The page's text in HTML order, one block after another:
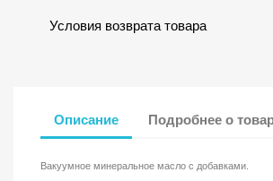
Условия возврата товара
Описание Подробнее о
Вакуумное минеральное масло с добавками.